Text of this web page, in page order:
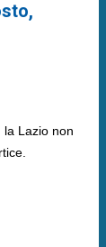
la Lazio non